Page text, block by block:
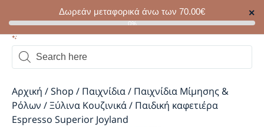
Δωρεάν μεταφορικά άνω των 70.00€ ✕
0%
Αρχική /Shop / Παιχνίδια/ Παιχνίδια Μίμησης &
Ρόλων /Ξύλινα Κουζινικά/ Παιδική καφετιέρα
Espresso Superior Joyland